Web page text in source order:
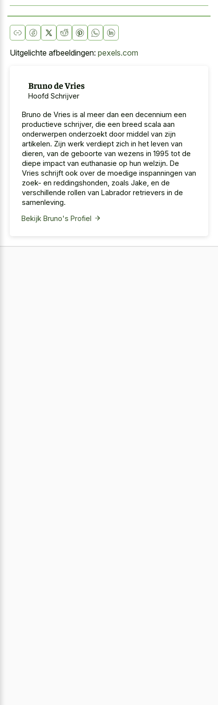
Uitgelichte afbeeldingen: pexels.com
Bruno de Vries
Hoofd Schrijver
Bruno de Vries is al meer dan een decennium een
productieve schrijver, die een breed scala aan
onderwerpen onderzoekt door middel van zijn
artikelen. Zijn werk verdiept zich in het leven van
dieren, van de geboorte van wezens in 1995 tot de
diepe impact van euthanasie op hun welzijn. De
Vries schrijft ook over de moedige inspanningen van
zoek- en reddingshonden, zoals Jake, en de
verschillende rollen van Labrador retrievers in de
samenleving.
Bekijk Bruno's Profiel